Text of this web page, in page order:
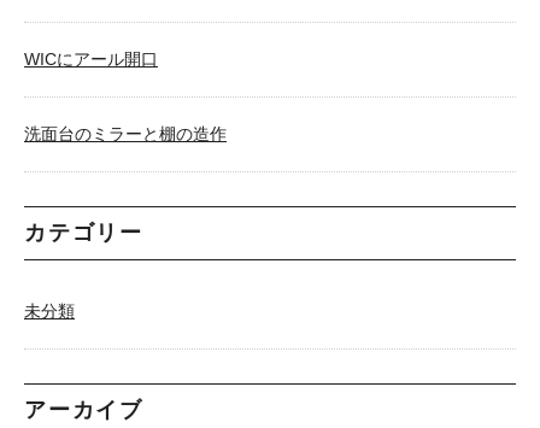
WICにアール開口
洗面台のミラーと棚の造作
カテゴリー
未分類
アーカイブ